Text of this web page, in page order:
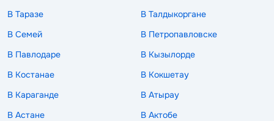
В Таразе
В Талдыкоргане
В Семей
В Петропавловске
В Павлодаре
В Кызылорде
В Костанае
В Кокшетау
В Караганде
В Атырау
В Астане
В Актобе